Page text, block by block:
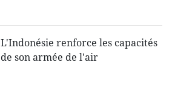
L'Indonésie renforce les capacités
de son armée de l'air